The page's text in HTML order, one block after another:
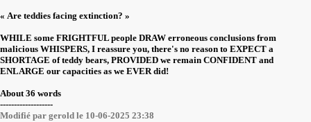
« Are teddies facing extinction? »
WHILE some FRIGHTFUL people DRAW erroneous conclusions from
malicious WHISPERS, I reassure you, there's no reason to EXPECT a
SHORTAGE of teddy bears, PROVIDED we remain CONFIDENT and
ENLARGE our capacities as we EVER did!
About 36 words
-------------------
Modifié par gerold le 10-06-2025 23:38